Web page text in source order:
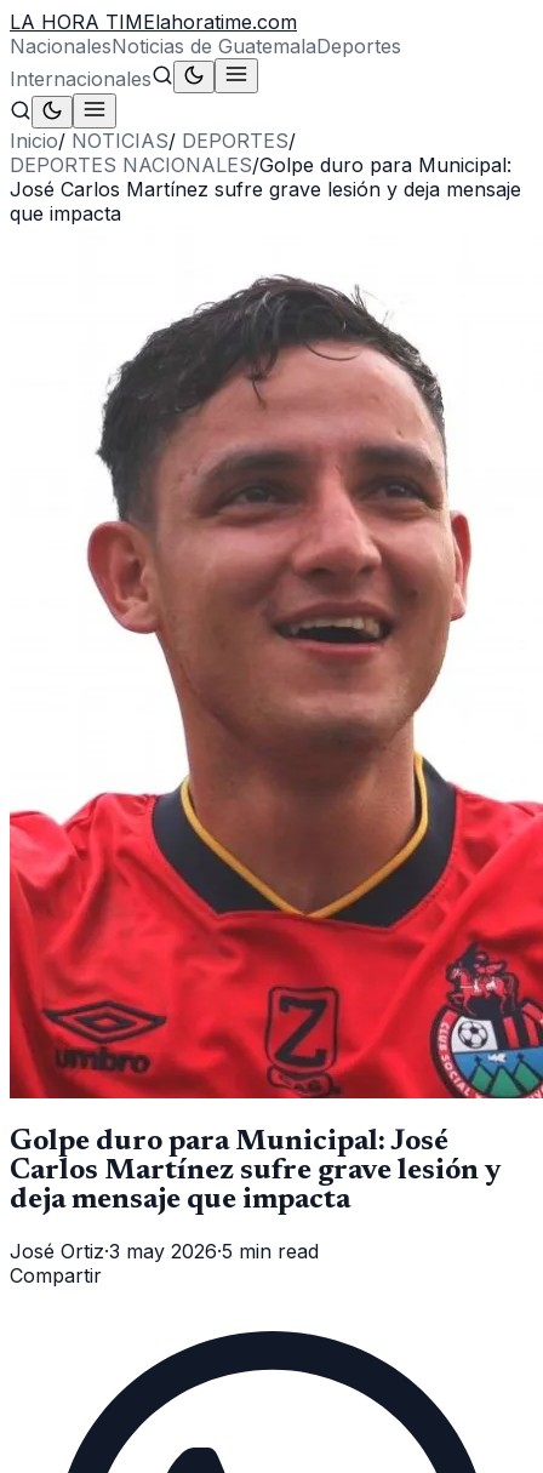
LA HORA TIMElahoratime.com
NacionalesNoticias de GuatemalaDeportes
Internacionales
Inicio/ NOTICIAS/ DEPORTES/
DEPORTES NACIONALES/Golpe duro para Municipal:
José Carlos Martínez sufre grave lesión y deja mensaje
que impacta
Golpe duro para Municipal: José
Carlos Martínez sufre grave lesión y
deja mensaje que impacta
José Ortiz·3 may 2026·5 min read
Compartir